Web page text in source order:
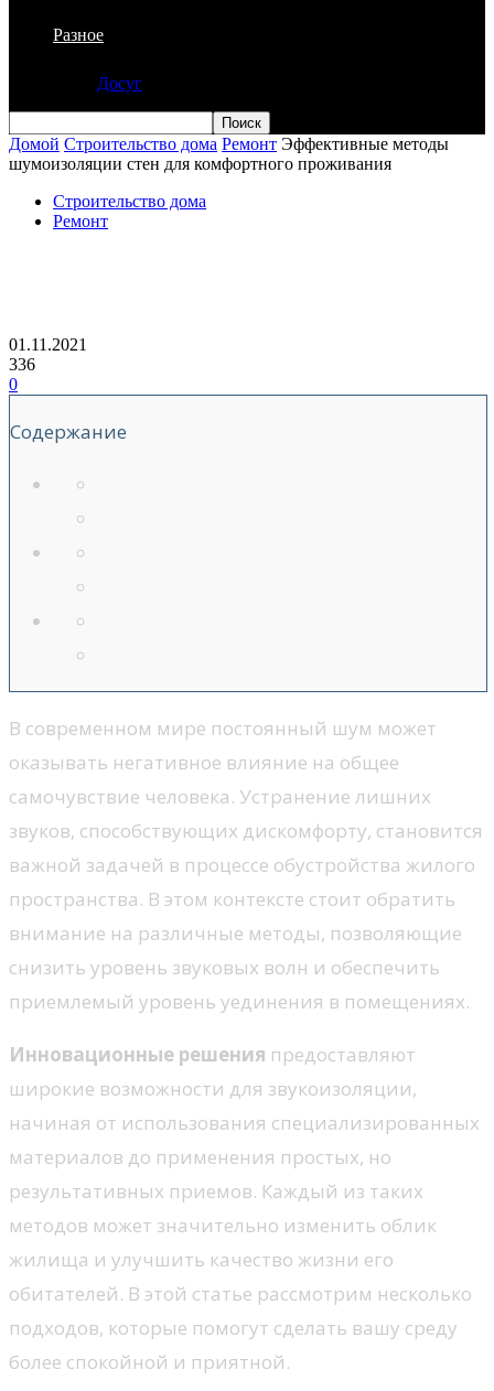
Разное
Досуг
Домой Строительство дома Ремонт Эффективные методы
шумоизоляции стен для комфортного проживания
Строительство дома
Ремонт
01.11.2021
336
0
Содержание
В современном мире постоянный шум может
оказывать негативное влияние на общее
самочувствие человека. Устранение лишних
звуков, способствующих дискомфорту, становится
важной задачей в процессе обустройства жилого
пространства. В этом контексте стоит обратить
внимание на различные методы, позволяющие
снизить уровень звуковых волн и обеспечить
приемлемый уровень уединения в помещениях.
Инновационные решения предоставляют
широкие возможности для звукоизоляции,
начиная от использования специализированных
материалов до применения простых, но
результативных приемов. Каждый из таких
методов может значительно изменить облик
жилища и улучшить качество жизни его
обитателей. В этой статье рассмотрим несколько
подходов, которые помогут сделать вашу среду
более спокойной и приятной.